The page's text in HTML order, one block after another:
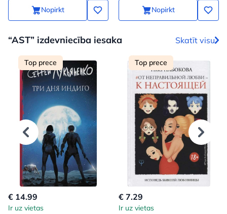
Nopirkt Nopirkt
“AST” izdevniecība iesaka Skatīt visu
Top prece
€ 14.99
Ir uz vietas
Top prece
€ 7.29
Ir uz vietas